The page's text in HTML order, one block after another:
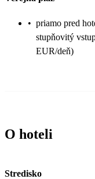
• priamo pred
stupňovitý
EUR/deň)
O hoteli
Stredisko